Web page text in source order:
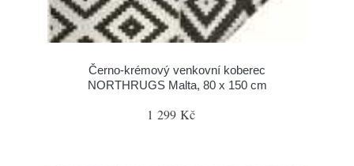
Černo-krémový venkovní koberec
NORTHRUGS Malta, 80 x 150 cm
1 299 Kč